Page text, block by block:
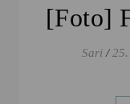
[Foto]
Sari /